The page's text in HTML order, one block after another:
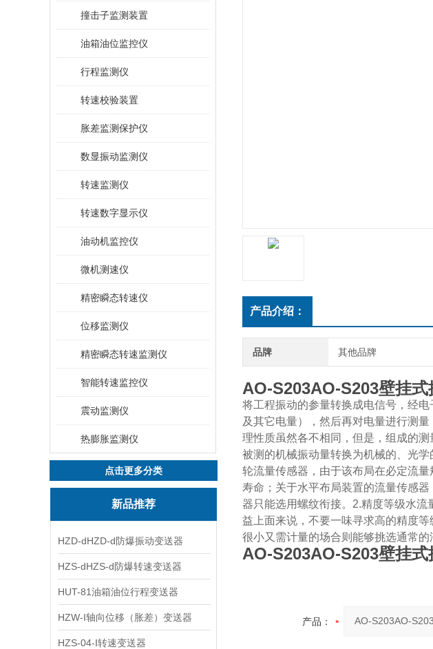
撞击子监测装置
油箱油位监控仪
行程监测仪
转速校验装置
胀差监测保护仪
数显振动监测仪
转速监测仪
转速数字显示仪
油动机监控仪
微机测速仪
精密瞬态转速仪
位移监测仪
精密瞬态转速监测仪
智能转速监控仪
震动监测仪
热膨胀监测仪
点击更多分类
新品推荐
HZD-dHZD-d防爆振动变送器
HZS-dHZS-d防爆转速变送器
HUT-81油箱油位行程变送器
HZW-I轴向位移（胀差）变送器
HZS-04-I转速变送器
产品介绍：
品牌 其他品牌
AO-S203AO-S203壁挂式
将工程振动的参量转换成电信号，经
及其它电量），然后再对电量进行测
理性质虽然各不相同，但是，组成的
被测的机械振动量转换为机械的、光
轮流量传感器，由于该布局在必定流
寿命；关于水平布局装置的流量传感
器只能选用螺纹衔接。2.精度等级水
益上面来说，不要一味寻求高的精度
很小又需计量的场合则能够挑选通常的
AO-S203AO-S203壁挂式
产品：